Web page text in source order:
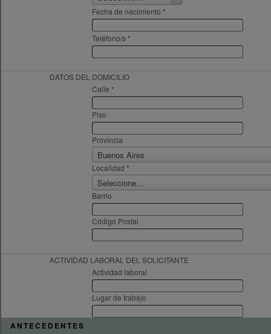
Fecha de nacimiento *
Teléfono/s *
DATOS DEL DOMICILIO
Calle *
Piso
Provincia
Buenos Aires
Localidad *
Seleccione...
Barrio
Código Postal
ACTIVIDAD LABORAL DEL SOLICITANTE
Actividad laboral
Lugar de trabajo
ANTECEDENTES